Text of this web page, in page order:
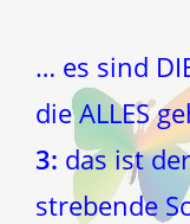
… es sind
die ALLES
3: das ist
strebende